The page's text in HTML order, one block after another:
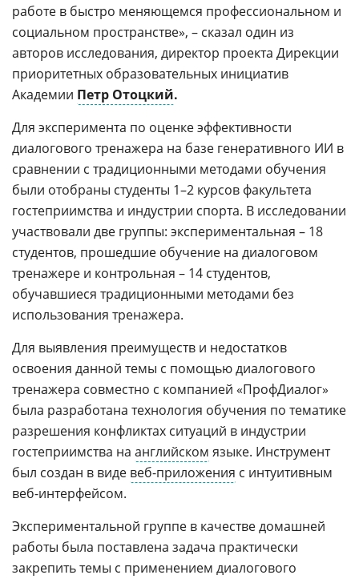
работе в быстро меняющемся профессиональном и
социальном пространстве», – сказал один из
авторов исследования, директор проекта Дирекции
приоритетных образовательных инициатив
Академии Петр Отоцкий.
Для эксперимента по оценке эффективности
диалогового тренажера на базе генеративного ИИ в
сравнении с традиционными методами обучения
были отобраны студенты 1–2 курсов факультета
гостеприимства и индустрии спорта. В исследовании
участвовали две группы: экспериментальная – 18
студентов, прошедшие обучение на диалоговом
тренажере и контрольная – 14 студентов,
обучавшиеся традиционными методами без
использования тренажера.
Для выявления преимуществ и недостатков
освоения данной темы с помощью диалогового
тренажера совместно с компанией «ПрофДиалог»
была разработана технология обучения по тематике
разрешения конфликтах ситуаций в индустрии
гостеприимства на английском языке. Инструмент
был создан в виде веб-приложения с интуитивным
веб-интерфейсом.
Экспериментальной группе в качестве домашней
работы была поставлена задача практически
закрепить темы с применением диалогового